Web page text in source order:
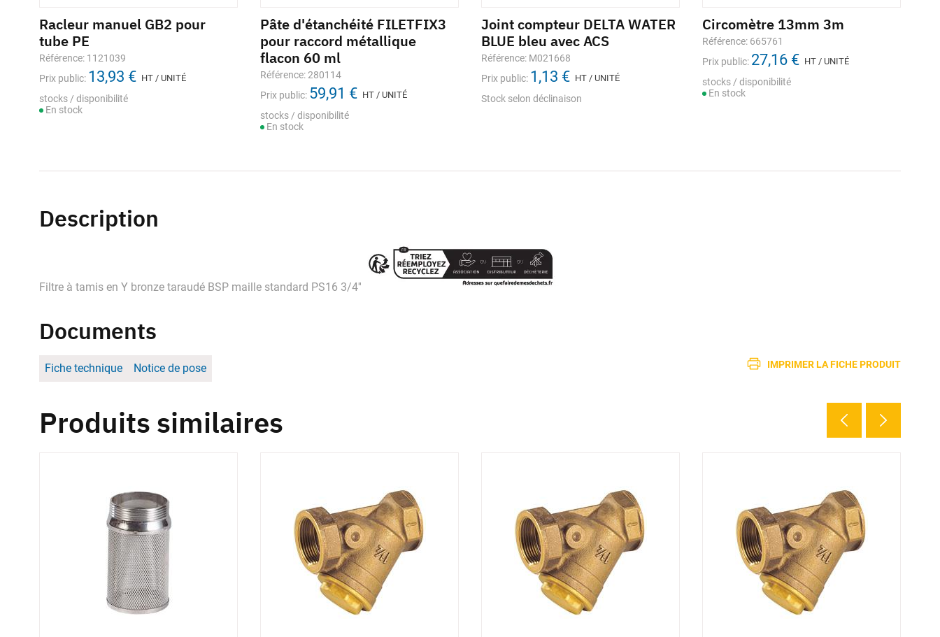
Racleur manuel GB2 pour
tube PE
Référence: 1121039
Prix public: 13,93 € HT / UNITÉ
stocks / disponibilité
En stock
Pâte d'étanchéité FILETFIX3
pour raccord métallique
flacon 60 ml
Référence: 280114
Prix public: 59,91 € HT / UNITÉ
stocks / disponibilité
En stock
Joint compteur DELTA WATER
BLUE bleu avec ACS
Référence: M021668
Prix public: 1,13 € HT / UNITÉ
Stock selon déclinaison
Circomètre 13mm 3m
Référence: 665761
Prix public: 27,16 € HT / UNITÉ
stocks / disponibilité
En stock
Description
Filtre à tamis en Y bronze taraudé BSP maille standard PS16 3/4''
Documents
Fiche technique Notice de pose IMPRIMER LA FICHE PRODUIT
Produits similaires